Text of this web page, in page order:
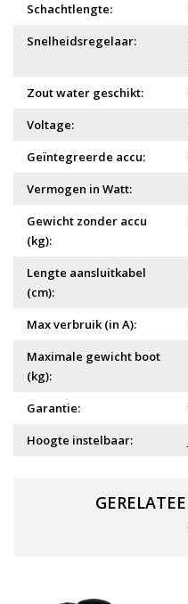
Schachtlengte:
Snelheidsregelaar:
Zout water geschikt:
Voltage:
Geïntegreerde accu:
Vermogen in Watt:
Gewicht zonder accu
(kg):
Lengte aansluitkabel
(cm):
Max verbruik (in A):
Maximale gewicht boot
(kg):
Garantie:
Hoogte instelbaar: